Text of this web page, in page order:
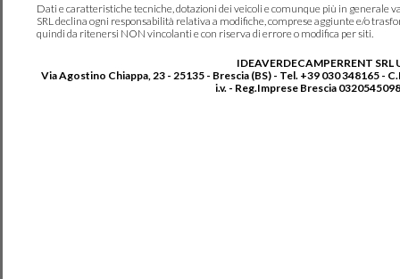
Dati e caratteristiche tecniche, dotazioni dei veicoli e comunque più in generale
SRL declina ogni responsabilità relativa a modifiche, comprese aggiunte e/o
quindi da ritenersi NON vincolanti e con riserva di errore o modifica per siti.
IDEAVERDECAMPERRENT SRL
Via Agostino Chiappa, 23 - 25135 - Brescia (BS) - Tel. +39 030 348165 -
i.v. - Reg.Imprese Brescia